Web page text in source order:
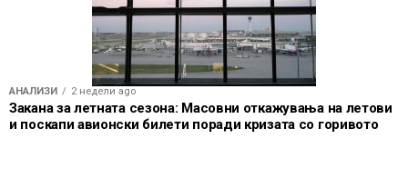
АНАЛИЗИ 2 недели ago
Закана за летната сезона: Масовни откажувања на летови
и поскапи авионски билети поради кризата со горивото